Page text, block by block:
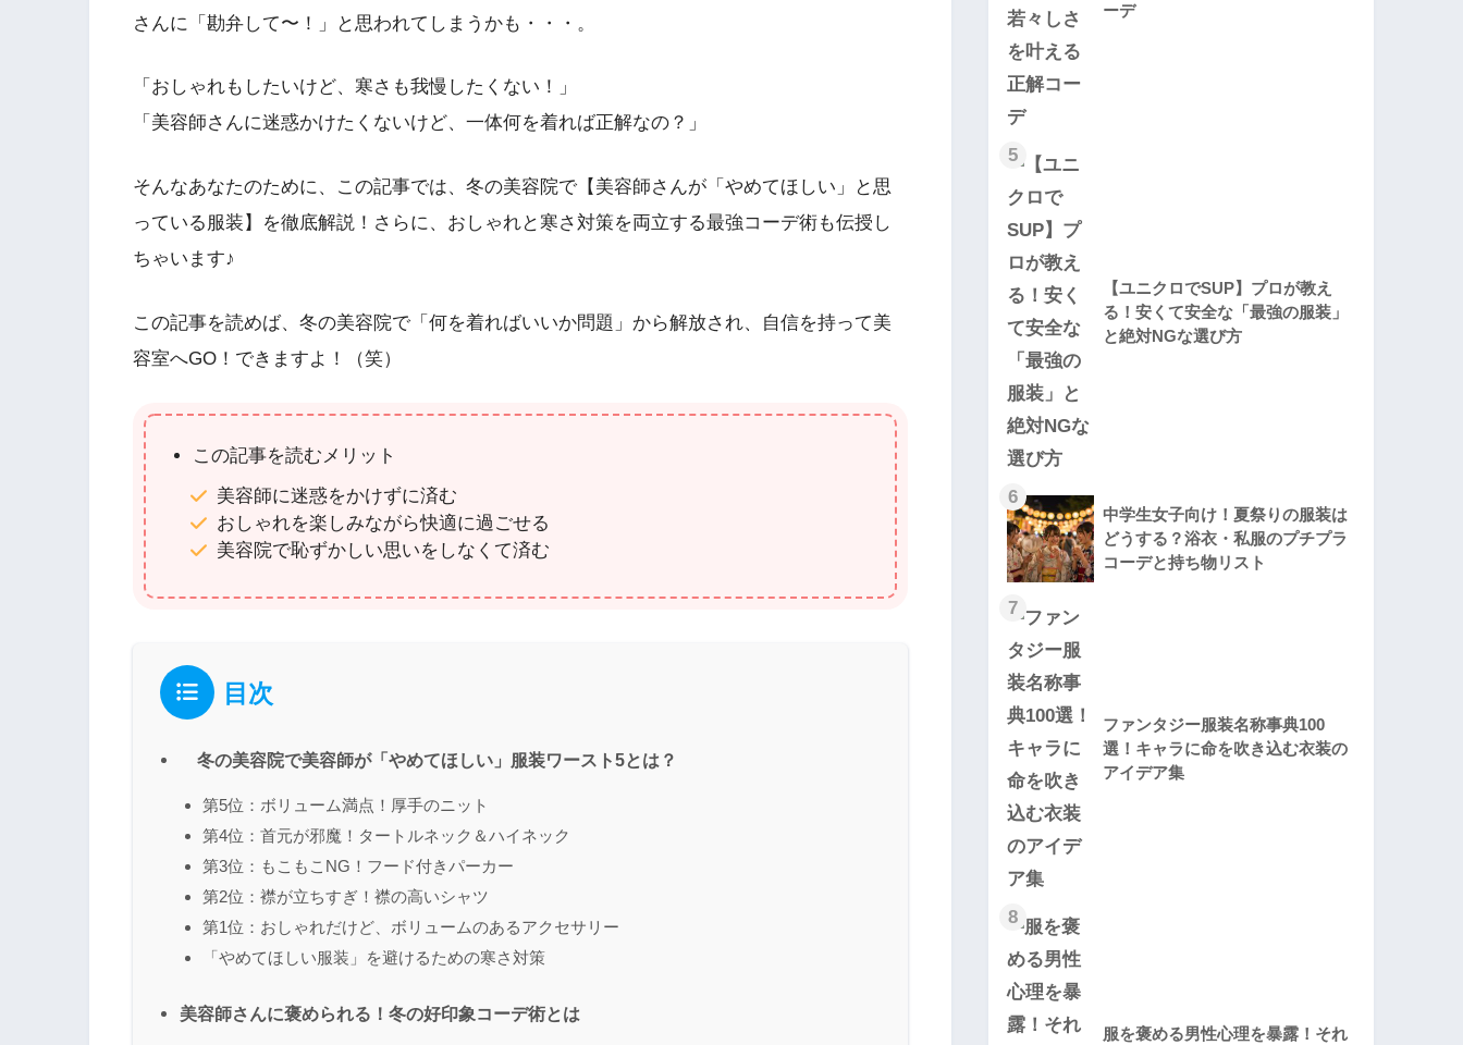
さんに「勘弁して〜！」と思われてしまうかも・・・。
「おしゃれもしたいけど、寒さも我慢したくない！」
「美容師さんに迷惑かけたくないけど、一体何を着れば正解なの？」
そんなあなたのために、この記事では、冬の美容院で【美容師さんが「やめてほしい」と思
っている服装】を徹底解説！さらに、おしゃれと寒さ対策を両立する最強コーデ術も伝授し
ちゃいます♪
この記事を読めば、冬の美容院で「何を着ればいいか問題」から解放され、自信を持って美
容室へGO！できますよ！（笑）
この記事を読むメリット
美容師に迷惑をかけずに済む
おしゃれを楽しみながら快適に過ごせる
美容院で恥ずかしい思いをしなくて済む
目次
冬の美容院で美容師が「やめてほしい」服装ワースト5とは？
第5位：ボリューム満点！厚手のニット
第4位：首元が邪魔！タートルネック＆ハイネック
第3位：もこもこNG！フード付きパーカー
第2位：襟が立ちすぎ！襟の高いシャツ
第1位：おしゃれだけど、ボリュームのあるアクセサリー
「やめてほしい服装」を避けるための寒さ対策
美容師さんに褒められる！冬の好印象コーデ術とは
ーデ
5
【ユニクロでSUP】プロが教え
る！安くて安全な「最強の服装」
と絶対NGな選び方
6
中学生女子向け！夏祭りの服装は
どうする？浴衣・私服のプチプラ
コーデと持ち物リスト
7
ファンタジー服装名称事典100
選！キャラに命を吹き込む衣装の
アイデア集
8
服を褒める男性心理を暴露！それ